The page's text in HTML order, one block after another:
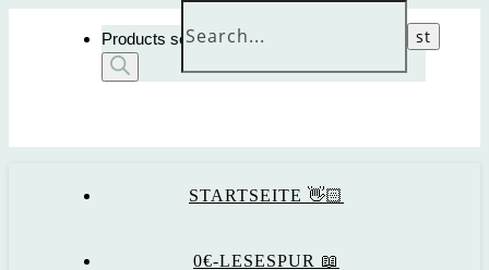
Products search
STARTSEITE 👋🏻
0€-LESESPUR 📖